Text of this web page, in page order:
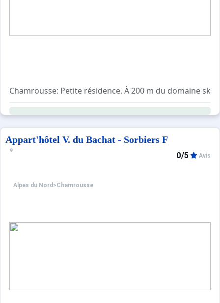
Chamrousse: Petite résidence. À 200 m du domaine
Appart'hôtel V. du Bachat - Sorbiers F
Alpes du Nord >Chamrousse
0/5 Avis